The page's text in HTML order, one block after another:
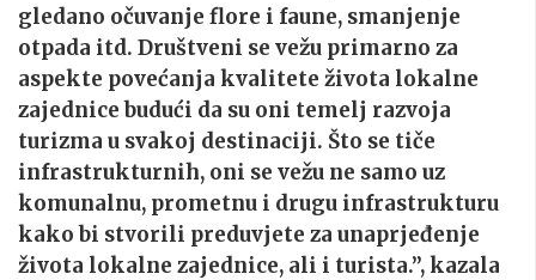
gledano očuvanje flore i faune, smanjenje
otpada itd. Društveni se vežu primarno za
aspekte povećanja kvalitete života lokalne
zajednice budući da su oni temelj razvoja
turizma u svakoj destinaciji. Što se tiče
infrastrukturnih, oni se vežu ne samo uz
komunalnu, prometnu i drugu infrastrukturu
kako bi stvorili preduvjete za unaprjeđenje
života lokalne zajednice, ali i turista.”, kazala